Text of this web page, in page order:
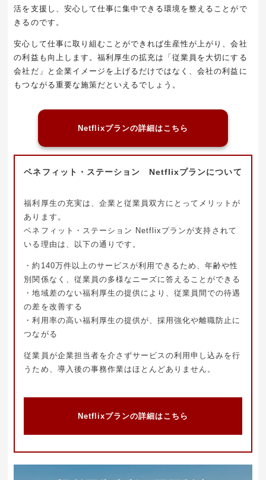
活を支援し、安心して仕事に集中できる環境を整えることがで
きるのです。
安心して仕事に取り組むことができれば生産性が上がり、会社
の利益も向上します。福利厚生の拡充は「従業員を大切にする
会社だ」と企業イメージを上げるだけではなく、会社の利益に
もつながる重要な施策だといえるでしょう。
Netflixプランの詳細はこちら
ベネフィット・ステーション Netflixプランについて
福利厚生の充実は、企業と従業員双方にとってメリットが
あります。
ベネフィット・ステーション Netflixプランが支持されて
いる理由は、以下の通りです。
・約140万件以上のサービスが利用できるため、年齢や性
別関係なく、従業員の多様なニーズに答えることができる
・地域差のない福利厚生の提供により、従業員間での待遇
の差を改善する
・利用率の高い福利厚生の提供が、採用強化や離職防止に
つながる
従業員が企業担当者を介さずサービスの利用申し込みを行
うため、導入後の事務作業はほとんどありません。
Netflixプランの詳細はこちら